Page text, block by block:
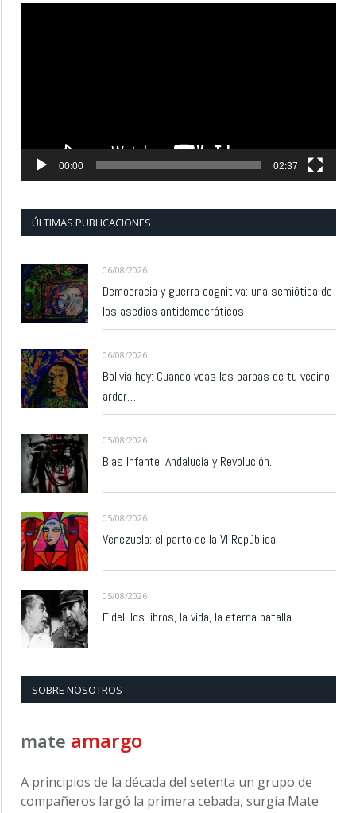
00:00 02:37
ÚLTIMAS PUBLICACIONES
06/08/2026
Democracia y guerra cognitiva: una semiótica de
los asedios antidemocráticos
06/08/2026
Bolivia hoy: Cuando veas las barbas de tu vecino
arder…
05/08/2026
Blas Infante: Andalucía y Revolución.
05/08/2026
Venezuela: el parto de la VI República
05/08/2026
Fidel, los libros, la vida, la eterna batalla
SOBRE NOSOTROS
mate amargo
A principios de la década del setenta un grupo de
compañeros largó la primera cebada, surgía Mate